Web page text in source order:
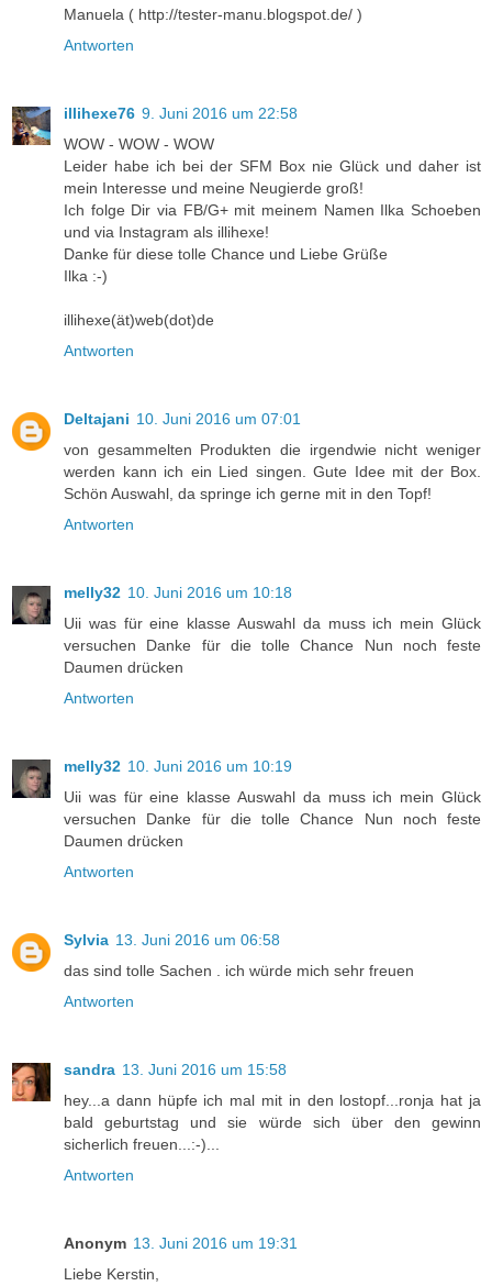
Manuela ( http://tester-manu.blogspot.de/ )
Antworten
illihexe76 9. Juni 2016 um 22:58
WOW - WOW - WOW
Leider habe ich bei der SFM Box nie Glück und daher ist
mein Interesse und meine Neugierde groß!
Ich folge Dir via FB/G+ mit meinem Namen Ilka Schoeben
und via Instagram als illihexe!
Danke für diese tolle Chance und Liebe Grüße
Ilka :-)
illihexe(ät)web(dot)de
Antworten
Deltajani 10. Juni 2016 um 07:01
von gesammelten Produkten die irgendwie nicht weniger
werden kann ich ein Lied singen. Gute Idee mit der Box.
Schön Auswahl, da springe ich gerne mit in den Topf!
Antworten
melly32 10. Juni 2016 um 10:18
Uii was für eine klasse Auswahl da muss ich mein Glück
versuchen Danke für die tolle Chance Nun noch feste
Daumen drücken
Antworten
melly32 10. Juni 2016 um 10:19
Uii was für eine klasse Auswahl da muss ich mein Glück
versuchen Danke für die tolle Chance Nun noch feste
Daumen drücken
Antworten
Sylvia 13. Juni 2016 um 06:58
das sind tolle Sachen . ich würde mich sehr freuen
Antworten
sandra 13. Juni 2016 um 15:58
hey...a dann hüpfe ich mal mit in den lostopf...ronja hat ja
bald geburtstag und sie würde sich über den gewinn
sicherlich freuen...:-)...
Antworten
Anonym 13. Juni 2016 um 19:31
Liebe Kerstin,